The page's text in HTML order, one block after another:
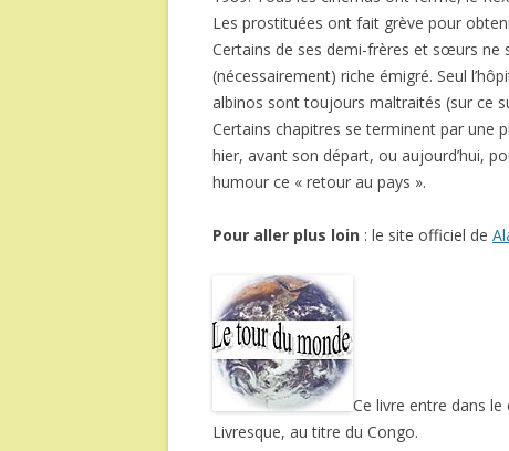
Les prostituées ont fait grève pour
Certains de ses demi-frères et sœurs ne
(nécessairement) riche émigré. Seul
albinos sont toujours maltraités (sur ce
Certains chapitres se terminent par une
hier, avant son départ, ou aujourd’hui,
humour ce « retour au pays ».
Pour aller plus loin : le site officiel de
Ce livre entre dans
Livresque, au titre du Congo.